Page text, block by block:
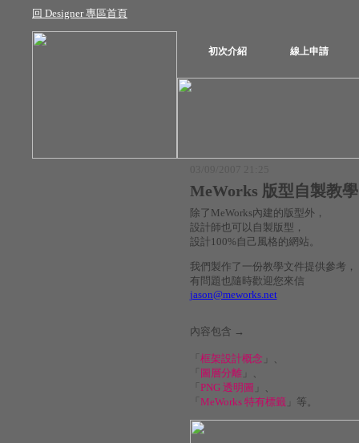
回 Designer 專區首頁
初次介紹 線上申請
MeWorks 版型自製教學
除了MeWorks內建的版型外，
設計師也可以自製版型，
設計100%自己風格的網站。
我們製作了一份教學文件提供參考，
有問題也隨時歡迎您來信
jason@meworks.net
內容包含 →
框架設計概念 」、
圖層分離」、
PNG 透明圖 」、
MeWorks 特有標籤」等。